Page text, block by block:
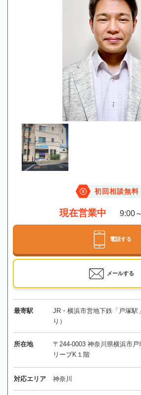
初回相談無料
現在営業中 9:00
電話する
メールする
最寄駅
JR・横浜市営地下鉄「戸塚駅
り）
所在地
〒244-0003 神奈川県横浜市
リーブK１階
対応エリア 神奈川